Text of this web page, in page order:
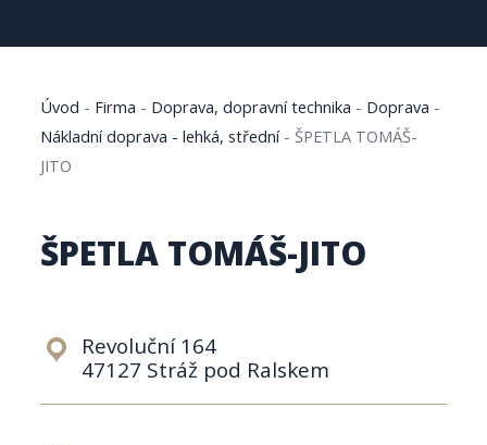
Úvod - Firma - Doprava, dopravní technika - Doprava -
Nákladní doprava - lehká, střední- ŠPETLA TOMÁŠ-
JITO
ŠPETLA TOMÁŠ-JITO
Revoluční 164
47127 Stráž pod Ralskem